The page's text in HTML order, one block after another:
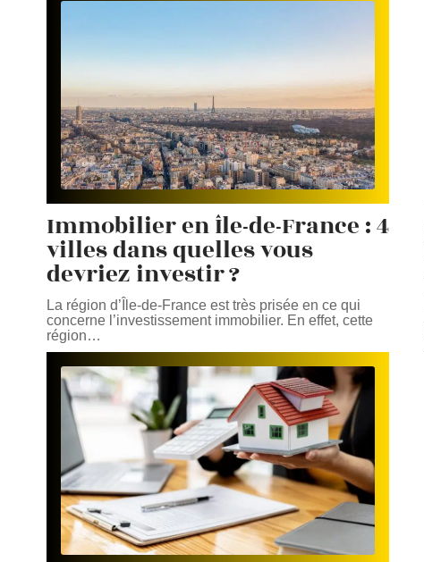
Immobilier en Île-de-France : 4
villes dans quelles vous
devriez investir ?
La région d’Île-de-France est très prisée en ce qui
concerne l’investissement immobilier. En effet, cette
région…